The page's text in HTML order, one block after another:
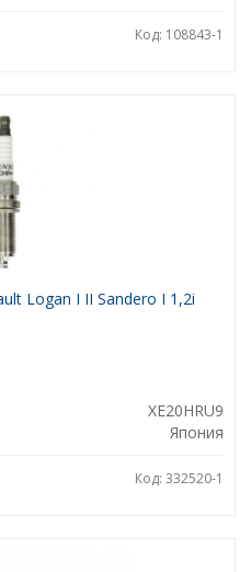
Код: 108843-1
Logan I II Sandero I 1,2i
XE20HRU9
Япония
Код: 332520-1